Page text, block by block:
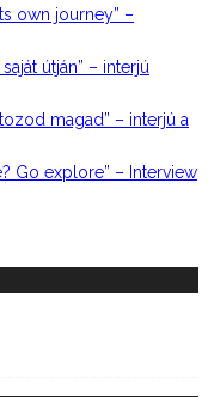
own journey” –
útján” – interjú
magad” – interjú a
Go explore” – Interview